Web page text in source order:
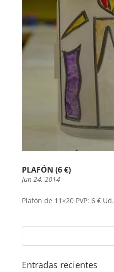
PLAFÓN (6 €)
Jun 24, 2014
Plafón de 11×20 PVP: 6 € Ud.
Entradas recientes